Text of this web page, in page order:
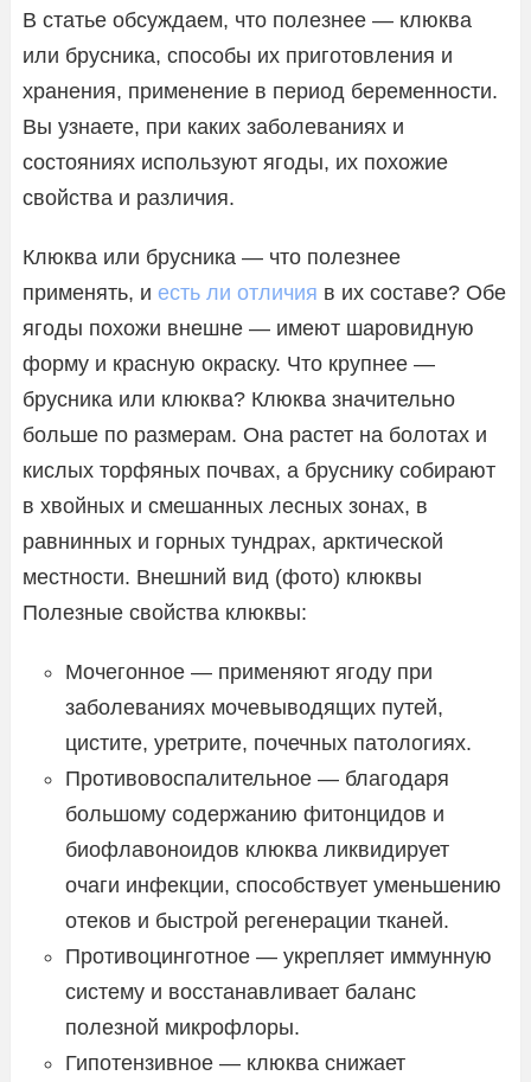
В статье обсуждаем, что полезнее — клюква
или брусника, способы их приготовления и
хранения, применение в период беременности.
Вы узнаете, при каких заболеваниях и
состояниях используют ягоды, их похожие
свойства и различия.
Клюква или брусника — что полезнее
применять, и есть ли отличия в их составе? Обе
ягоды похожи внешне — имеют шаровидную
форму и красную окраску. Что крупнее —
брусника или клюква? Клюква значительно
больше по размерам. Она растет на болотах и
кислых торфяных почвах, а бруснику собирают
в хвойных и смешанных лесных зонах, в
равнинных и горных тундрах, арктической
местности. Внешний вид (фото) клюквы
Полезные свойства клюквы:
Мочегонное — применяют ягоду при
заболеваниях мочевыводящих путей,
цистите, уретрите, почечных патологиях.
Противовоспалительное — благодаря
большому содержанию фитонцидов и
биофлавоноидов клюква ликвидирует
очаги инфекции, способствует уменьшению
отеков и быстрой регенерации тканей.
Противоцинготное — укрепляет иммунную
систему и восстанавливает баланс
полезной микрофлоры.
Гипотензивное — клюква снижает